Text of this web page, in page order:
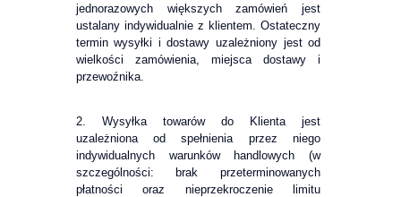
jednorazowych większych zamówień jest
ustalany indywidualnie z klientem. Ostateczny
termin wysyłki i dostawy uzależniony jest od
wielkości zamówienia, miejsca dostawy i
przewoźnika.
2. Wysyłka towarów do Klienta jest
uzależniona od spełnienia przez niego
indywidualnych warunków handlowych (w
szczególności: brak przeterminowanych
płatności oraz nieprzekroczenie limitu